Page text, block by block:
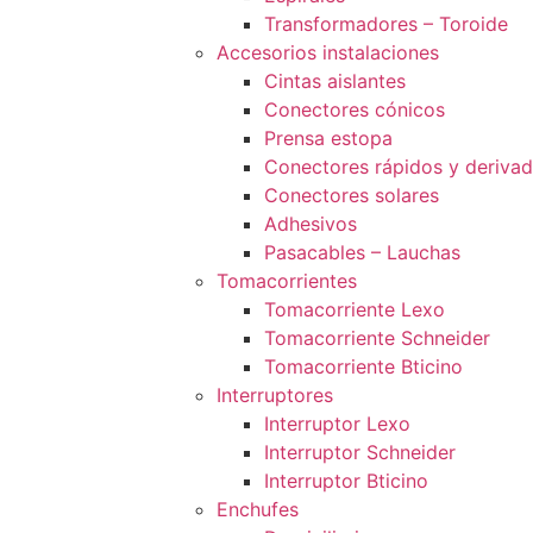
Transformadores – Toroide
Accesorios instalaciones
Cintas aislantes
Conectores cónicos
Prensa estopa
Conectores rápidos y
Conectores solares
Adhesivos
Pasacables – Lauchas
Tomacorrientes
Tomacorriente Lexo
Tomacorriente Schneider
Tomacorriente Bticino
Interruptores
Interruptor Lexo
Interruptor Schneider
Interruptor Bticino
Enchufes